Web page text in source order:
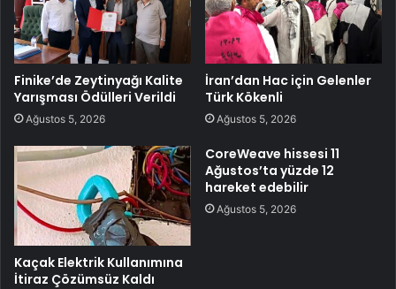
Finike’de Zeytinyağı Kalite
Yarışması Ödülleri Verildi
Ağustos 5, 2026
İran’dan Hac için Gelenler
Türk Kökenli
Ağustos 5, 2026
Kaçak Elektrik Kullanımına
İtiraz Çözümsüz Kaldı
CoreWeave hissesi 11
Ağustos’ta yüzde 12
hareket edebilir
Ağustos 5, 2026